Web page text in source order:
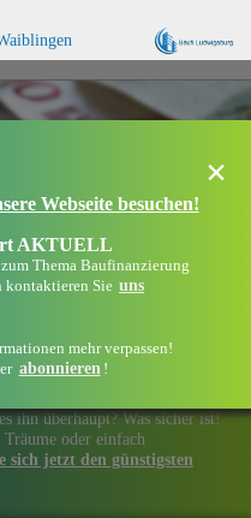
ihn überhaupt? Was sicher ist!
Träume oder einfach
sich jetzt den günstigsten
×
Webseite besuchen!
AKTUELL
Thema Baufinanzierung
kontaktieren Sie uns
mehr verpassen!
abonnieren !